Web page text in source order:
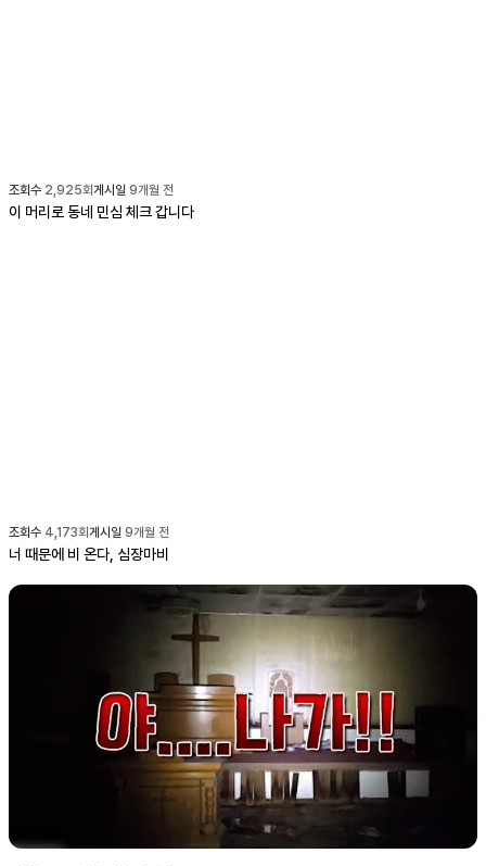
조회수 2,925회게시일 9개월 전
이 머리로 동네 민심 체크 갑니다
조회수 4,173회게시일 9개월 전
너 때문에 비 온다, 심장마비